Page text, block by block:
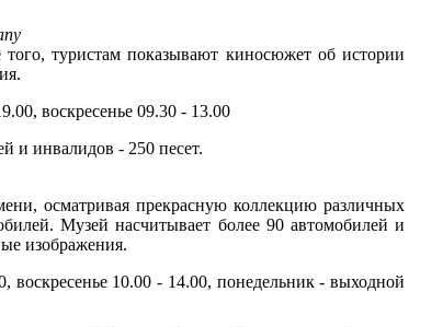
туристам показывают киносюжет об истории
воскрeсeньe 09.30 - 13.00
и инвалидов - 250 песет.
осматривая прекрасную коллекцию различных
Музей насчитывает более 90 автомобилей и
изображения.
10.00 - 14.00, понедельник - выходной